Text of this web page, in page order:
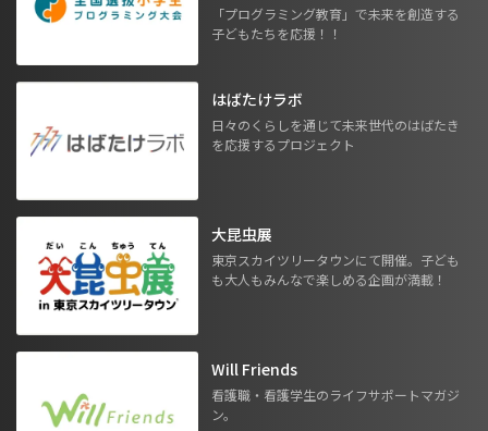
「プログラミング教育」で未来を創造する
子どもたちを応援！！
はばたけラボ
日々のくらしを通じて未来世代のはばたき
を応援するプロジェクト
大昆虫展
東京スカイツリータウンにて開催。子ども
も大人もみんなで楽しめる企画が満載！
Will Friends
看護職・看護学生のライフサポートマガジ
ン。